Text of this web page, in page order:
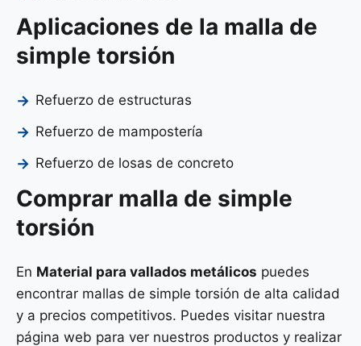
Aplicaciones de la malla de
simple torsión
Refuerzo de estructuras
Refuerzo de mampostería
Refuerzo de losas de concreto
Comprar malla de simple
torsión
En Material para vallados metálicos puedes
encontrar mallas de simple torsión de alta calidad
y a precios competitivos. Puedes visitar nuestra
página web para ver nuestros productos y realizar